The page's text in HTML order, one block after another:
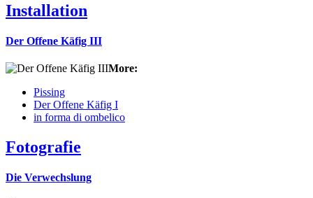
Installation
Der Offene Käfig III
More:
Pissing
Der Offene Käfig I
in forma di ombelico
Fotografie
Die Verwechslung